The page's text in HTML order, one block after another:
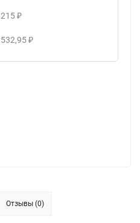
215 ₽
532,95 ₽
Отзывы (0)